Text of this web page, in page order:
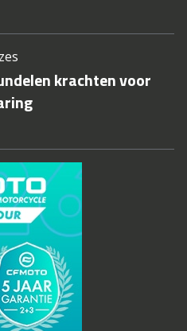
krachten voor